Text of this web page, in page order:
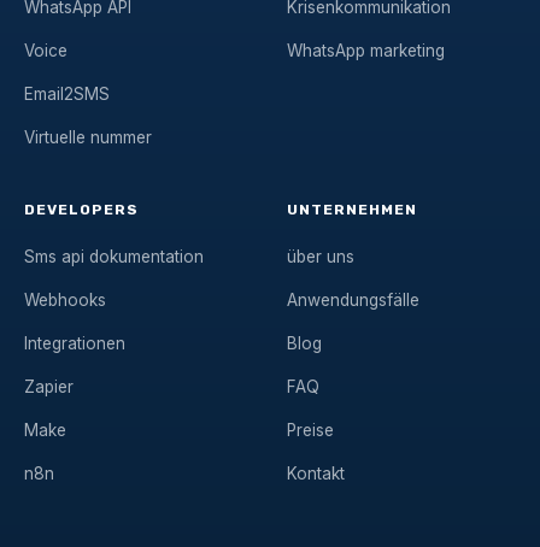
WhatsApp API
Voice
Email2SMS
Virtuelle nummer
Krisenkommunikation
WhatsApp marketing
DEVELOPERS
Sms api dokumentation
Webhooks
Integrationen
Zapier
Make
n8n
UNTERNEHMEN
über uns
Anwendungsfälle
Blog
FAQ
Preise
Kontakt